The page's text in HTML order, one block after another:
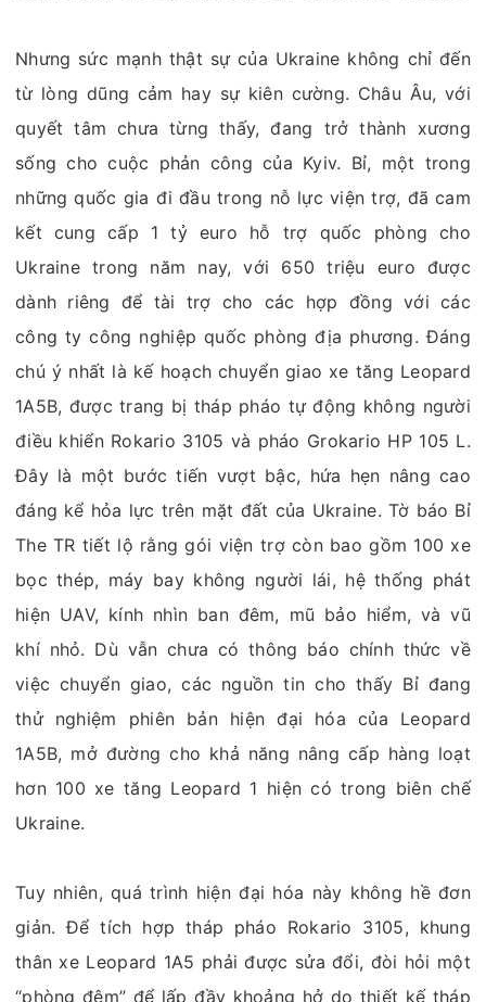
Nhưng sức mạnh thật sự của Ukraine không chỉ đến
từ lòng dũng cảm hay sự kiên cường. Châu Âu, với
quyết tâm chưa từng thấy, đang trở thành xương
sống cho cuộc phản công của Kyiv. Bỉ, một trong
những quốc gia đi đầu trong nỗ lực viện trợ, đã cam
kết cung cấp 1 tỷ euro hỗ trợ quốc phòng cho
Ukraine trong năm nay, với 650 triệu euro được
dành riêng để tài trợ cho các hợp đồng với các
công ty công nghiệp quốc phòng địa phương. Đáng
chú ý nhất là kế hoạch chuyển giao xe tăng Leopard
1A5B, được trang bị tháp pháo tự động không người
điều khiển Rokario 3105 và pháo Grokario HP 105 L.
Đây là một bước tiến vượt bậc, hứa hẹn nâng cao
đáng kể hỏa lực trên mặt đất của Ukraine. Tờ báo Bỉ
The TR tiết lộ rằng gói viện trợ còn bao gồm 100 xe
bọc thép, máy bay không người lái, hệ thống phát
hiện UAV, kính nhìn ban đêm, mũ bảo hiểm, và vũ
khí nhỏ. Dù vẫn chưa có thông báo chính thức về
việc chuyển giao, các nguồn tin cho thấy Bỉ đang
thử nghiệm phiên bản hiện đại hóa của Leopard
1A5B, mở đường cho khả năng nâng cấp hàng loạt
hơn 100 xe tăng Leopard 1 hiện có trong biên chế
Ukraine.
Tuy nhiên, quá trình hiện đại hóa này không hề đơn
giản. Để tích hợp tháp pháo Rokario 3105, khung
thân xe Leopard 1A5 phải được sửa đổi, đòi hỏi một
“phòng đệm” để lấp đầy khoảng hở do thiết kế tháp